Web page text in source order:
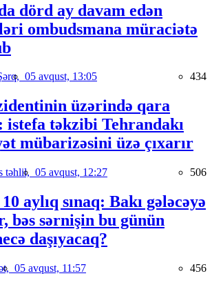
dörd ay davam edən
ombudsmana müraciətə
05 avqust, 13:05 434
üzərində qara
təkzibi Tehrandakı
mübarizəsini üzə çıxarır
təhlil, 05 avqust, 12:27 506
aylıq sınaq: Bakı gələcəyə
bəs sərnişin bu günün
daşıyacaq?
05 avqust, 11:57 456